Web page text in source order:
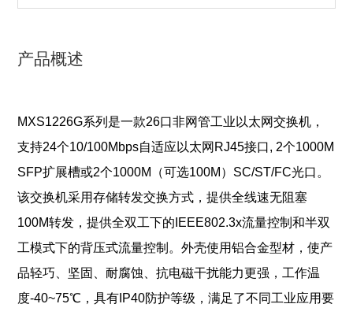
产品概述
MXS1226G系列是一款26口非网管工业以太网交换机，
支持24个10/100Mbps自适应以太网RJ45接口, 2个1000M
SFP扩展槽或2个1000M（可选100M）SC/ST/FC光口。
该交换机采用存储转发交换方式，提供全线速无阻塞
100M转发，提供全双工下的IEEE802.3x流量控制和半双
工模式下的背压式流量控制。外壳使用铝合金型材，使产
品轻巧、坚固、耐腐蚀、抗电磁干扰能力更强，工作温
度-40~75℃，具有IP40防护等级，满足了不同工业应用要